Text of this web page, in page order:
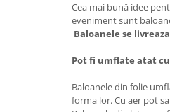
Cea mai bună idee
eveniment sunt
Baloanele se
Pot fi umflate atat
Baloanele din folie
forma lor. Cu aer pot